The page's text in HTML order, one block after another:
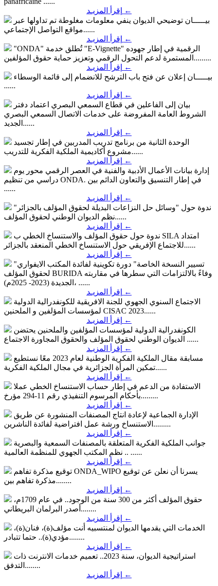
←
بيـــــان توضيحي الديوان ينفي معلومات مغلوطة تم تداولها عبر
مواقع التواصل الإجتماعي......
←
"ONDA" تُطلق خدمة "E-Vignette" الرقمية في إطار جهوده
المستمرة لدعم التحول الرقمي وتعزيز حماية حقوق المؤلفين.........
←
بيـــــان
إعلان عن فتح باب الترشح للانضمام إلى قائمة الوسطاء
......
←
بيان إلى الفاعلين في قطاع السمعي البصري
اعتماد دفتر
الشروط العامة المفروضة على خدمات الاتصال السمعي البصري
الجديد......
←
الوحدة الثانية من برنامج تدريب المدربين في إطار تجسيد
مشروع أكاديمية الملكية الفكرية للتدريب......
←
إدارة بيانات الأعمال الأدبية والفنية في العصر الرقمي محور يوم
دراسي من تنظيم ONDA. في إطار التنسيق والتعاون الدائم بين
......
←
ندوة حول "وسائل حل النزاعات البديلة لحقوق المؤلف بالجزائر"
نظم الديوان الوطني لحقوق المؤلف......
←
ندوة حول حقوق المؤلف والاستنساخ الخطي ب SILA امتداد
للاجتماع الإفريقي حول الاستنساخ الخطي المنعقد بالجزائر......
←
"تسيير النسخة الخاصة" دورة تكوينية لفائدة المكتب الايفواري
لحقوق المؤلف BURIDA وفاءً بالالتزامات التي سطرها في مقاربته
الجديدة (2023- 2025م)، ......
←
الاجتماع السنوي الجهوي للجنة الافريقية للكونفدرالية الدولية
CISAC 2023......
←
الكونفدرالية الدولية لمؤسسات المؤلفين والملحنين يحتضن
الديوان الوطني لحقوق المؤلف والحقوق المجاورة الاجتماع ......
←
مسابقة مقال الملكية الفكرية الوطنية لعام 2023
معًا نستطيع
تمكين المرأة الجزائرية في مجال الملكية الفكرية......
←
الاستفادة من الدعم في إطار حساب الاستنساخ الخطي عملا
بأحكام المرسوم التنفيذي رقم 11-294 مؤرخ.........
←
الإدارة الجماعية لإعادة انتاج المصنفات المنشورة عن طريق
الاستنساخ ورشة عمل افتراضية لفائدة الناشرين.........
←
جوانب الملكية الفكرية المتعلقة بالمصنفات السمعية والبصرية
نظم المكتب الجهوي للمنظمة العالمية .. ......
←
توقيع مذكرة تفاهم ONDA_WIPO يسرنا أن نعلن عن توقيع
مذكرة تفاهم بين........
←
حقوق المؤلف أكثر من 300 سنة من الوجود..
في عام 1709م،
أصدر البرلمان البريطاني........
←
الخدمات التي يقدمها الديوان لمنتسبيه أنت مؤلف(ة)، فنان(ة)،
مؤدي(ة).. حتما تتبادر........
←
استراتيجية الديوان، سنة 2023..
تعميم خدمات الانترنت ذات
التدفق........
←